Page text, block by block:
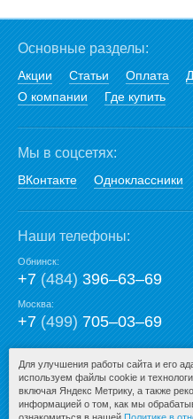
Основные разделы:
Акции Статьи Оплата
О компании
Где купить
Мы в соцсетях:
ВКонтакте Одноклассники
Наши телефоны:
Обнинск:
+7(484)396‒63‒69
Москва:
+7(499)705‒03‒69
E-mail:
mail@san-premium.ru
Для улучшения работы сайта и его
используем файлы cookie и
включая Яндекс Метрику, а также
информацией о том, как мы